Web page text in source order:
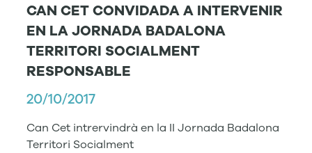
CAN CET CONVIDADA A INTERVENIR
EN LA JORNADA BADALONA
TERRITORI SOCIALMENT
RESPONSABLE
20/10/2017
Can Cet intrervindrà en la II Jornada Badalona
Territori Socialment